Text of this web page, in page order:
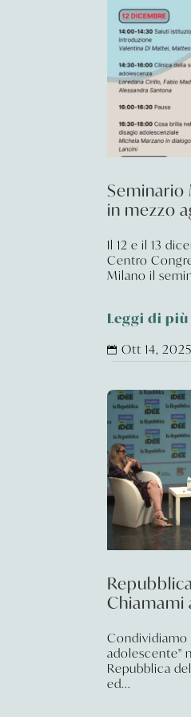
Seminario
in mezzo
Il 12 e il 13
Centro
Milano il
Leggi di più
 Ott 14, 2025
Chiamami
Condividiamo
adolescente"
Repubblica
ed...